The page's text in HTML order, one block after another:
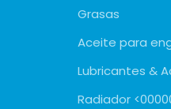
Grasas
Aceite para
Lubricantes &
Radiador